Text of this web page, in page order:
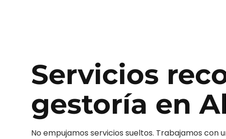
Servicios
gestoría en
No empujamos servicios sueltos. Trabajamos con